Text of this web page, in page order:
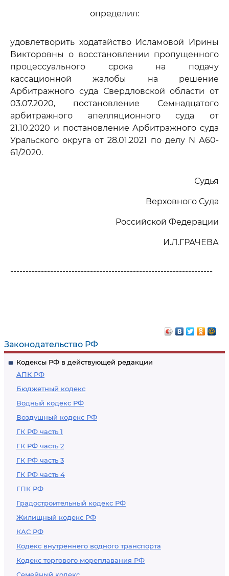
Законодательство РФ
Кодексы РФ в действующей редакции
АПК РФ
Бюджетный кодекс
Водный кодекс РФ
Воздушный кодекс РФ
ГК РФ часть 1
ГК РФ часть 2
ГК РФ часть 3
ГК РФ часть 4
ГПК РФ
Градостроительный кодекс РФ
Жилищный кодекс РФ
КАС РФ
Кодекс внутреннего водного транспорта
Кодекс торгового мореплавания РФ
определил:
удовлетворить ходатайство Исламовой Ирины
Викторовны о восстановлении пропущенного
процессуального срока на подачу
кассационной жалобы на решение
Арбитражного суда Свердловской области от
03.07.2020, постановление Семнадцатого
арбитражного апелляционного суда от
21.10.2020 и постановление Арбитражного суда
Уральского округа от 28.01.2021 по делу N А60-
61/2020.
Судья
Верховного Суда
Российской Федерации
И.Л.ГРАЧЕВА
------------------------------------------------------------------